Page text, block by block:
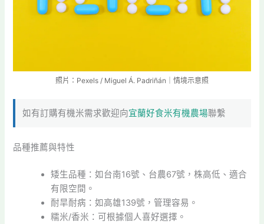
照片：Pexels / Miguel Á. Padriñán｜情境示意照
如有訂購有機米需求歡迎向宜蘭好食米有機農場聯繫
品種推薦與特性
矮生品種：如台南16號、台農67號，株高低、適合
有限空間。
耐旱耐病：如高雄139號，管理容易。
糯米/香米：可根據個人喜好選擇。